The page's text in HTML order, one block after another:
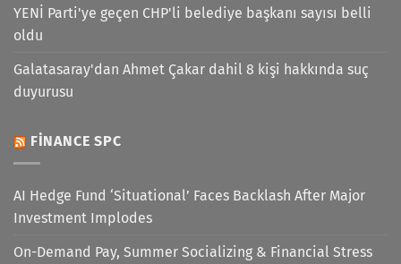
YENİ Parti'ye geçen CHP'li belediye başkanı sayısı belli
oldu
Galatasaray'dan Ahmet Çakar dahil 8 kişi hakkında suç
duyurusu
FINANCE SPC
AI Hedge Fund ‘Situational’ Faces Backlash After Major
Investment Implodes
On-Demand Pay, Summer Socializing & Financial Stress